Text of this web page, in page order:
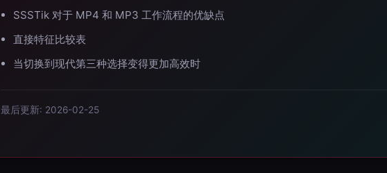
SSSTik 对于 MP4 和 MP3 工作流程的优缺点
直接特征比较表
当切换到现代第三种选择变得更加高效时
最后更新: 2026-02-25